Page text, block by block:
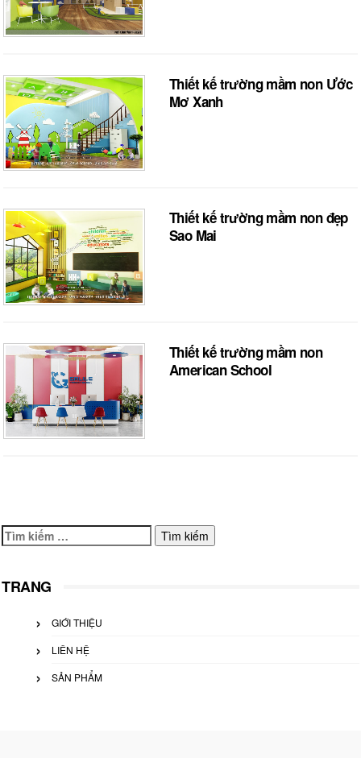
Thiết kế trường mầm non Ước
Mơ Xanh
Thiết kế trường mầm non đẹp
Sao Mai
Thiết kế trường mầm non
American School
Tìm
kiếm
TRANG
GIỚI THIỆU
LIÊN HỆ
SẢN PHẨM